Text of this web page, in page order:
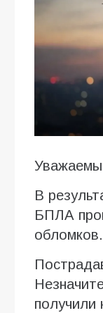
В
БПЛА
обломков.
получили